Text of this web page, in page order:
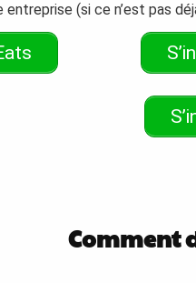
(si ce n’est pas
Comment